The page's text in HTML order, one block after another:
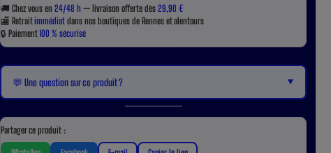
🚚 Chez vous en 24/48 h — livraison offerte dès29,90 €
🏬 Retraitimmédiatdans nos boutiques de Rennes et alentours
🔒 Paiement100 % sécurisé
💬 Une question sur ce produit ? ▼
Partager ce produit :